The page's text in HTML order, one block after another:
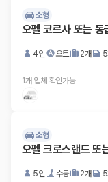
소형
오펠 코르사 또는 동
4인 오토 2개
1개 업체 확인가능
소형
오펠 크로스랜드 또
5인 수동 2개